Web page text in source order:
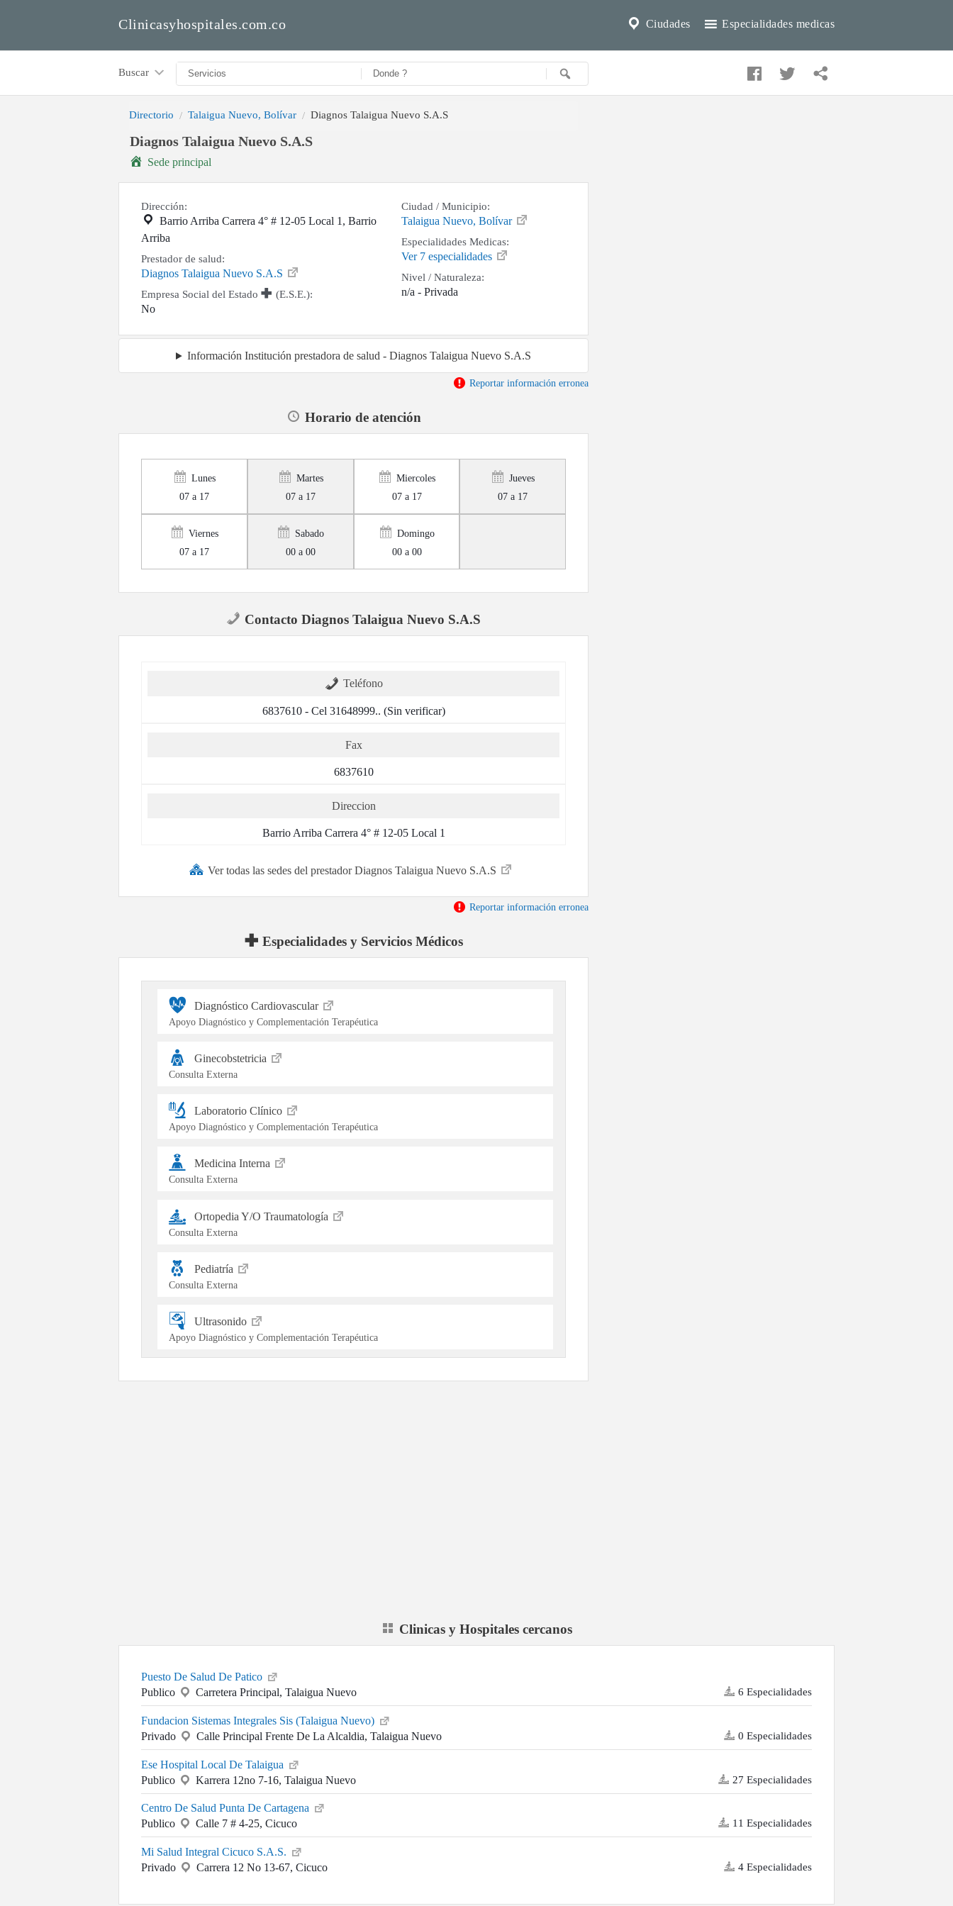
Especialidades medicas
Ciudades
Clinicasyhospitales.com.co
Buscar
Directorio Talaigua Nuevo, Bolívar Diagnos Talaigua Nuevo S.A.S
Diagnos Talaigua Nuevo S.A.S
Sede principal
Dirección:
Barrio Arriba Carrera 4° # 12-05 Local 1, Barrio
Arriba
Prestador de salud:
Diagnos Talaigua Nuevo S.A.S
Empresa Social del Estado
(E.S.E.):
No
Ciudad / Municipio:
Talaigua Nuevo, Bolívar
Especialidades Medicas:
Ver 7 especialidades
Nivel / Naturaleza:
n/a - Privada
Información Institución prestadora de salud - Diagnos Talaigua Nuevo S.A.S
Reportar información erronea
Horario de atención
Lunes
07 a 17
Martes
07 a 17
Miercoles
07 a 17
Jueves
07 a 17
Viernes
07 a 17
Sabado
00 a 00
Domingo
00 a 00
Contacto Diagnos Talaigua Nuevo S.A.S
Teléfono
6837610 - Cel 31648999.. (Sin verificar)
Fax
6837610
Direccion
Barrio Arriba Carrera 4° # 12-05 Local 1
Ver todas las sedes del prestador Diagnos Talaigua Nuevo S.A.S
Reportar información erronea
Especialidades y Servicios Médicos
Diagnóstico Cardiovascular
Apoyo Diagnóstico y Complementación Terapéutica
Ginecobstetricia
Consulta Externa
Laboratorio Clínico
Apoyo Diagnóstico y Complementación Terapéutica
Medicina Interna
Consulta Externa
Ortopedia Y/O Traumatología
Consulta Externa
Pediatría
Consulta Externa
Ultrasonido
Apoyo Diagnóstico y Complementación Terapéutica
Clinicas y Hospitales cercanos
Puesto De Salud De Patico
6 Especialidades
Publico Carretera Principal, Talaigua Nuevo
Fundacion Sistemas Integrales Sis (Talaigua Nuevo)
0 Especialidades
Privado Calle Principal Frente De La Alcaldia, Talaigua Nuevo
Ese Hospital Local De Talaigua
27 Especialidades
Publico Karrera 12no 7-16, Talaigua Nuevo
Centro De Salud Punta De Cartagena
11 Especialidades
Publico Calle 7 # 4-25, Cicuco
Mi Salud Integral Cicuco S.A.S.
4 Especialidades
Privado Carrera 12 No 13-67, Cicuco